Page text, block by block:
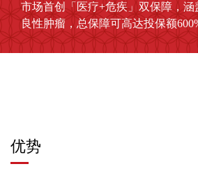
市场首创「医疗+危疾」双保障，涵
良性肿瘤，总保障可高达投保额
优势